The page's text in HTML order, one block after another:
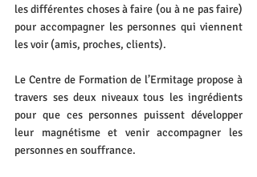
les différentes choses à faire (ou à ne pas faire)
pour accompagner les personnes qui viennent
les voir (amis, proches, clients).
Le Centre de Formation de l’Ermitage propose à
travers ses deux niveaux tous les ingrédients
pour que ces personnes puissent développer
leur magnétisme et venir accompagner les
personnes en souffrance.